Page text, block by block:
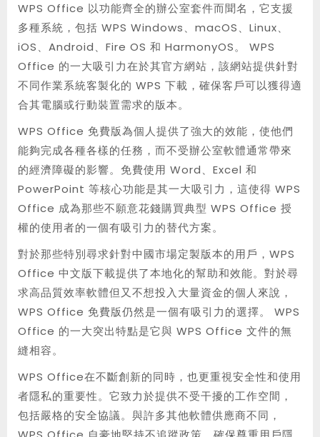
WPS Office 以功能齊全的辦公室套件而聞名，它支援
多種系統，包括 WPS Windows、macOS、Linux、
iOS、Android、Fire OS 和 HarmonyOS。 WPS
Office 的一大吸引力在於其官方網站，該網站提供針對
不同作業系統客製化的 WPS 下載，確保客戶可以獲得適
合其電腦或行動裝置需求的版本。
WPS Office 免費版為個人提供了強大的效能，使他們
能夠完成各種各樣的任務，而不受辦公室軟體通常帶來
的經濟障礙的影響。免費使用 Word、Excel 和
PowerPoint 等核心功能是其一大吸引力，這使得 WPS
Office 成為那些不願意花錢購買典型 WPS Office 授
權的使用者的一個有吸引力的替代方案。
對於那些特別尋求針對中國市場定製版本的用戶，WPS
Office 中文版下載提供了本地化的幫助和效能。對於尋
求高品質效率軟體但又不想投入大量資金的個人來說，
WPS Office 免費版仍然是一個有吸引力的選擇。 WPS
Office 的一大突出特點是它與 WPS Office 文件的無
縫相容。
WPS Office在不斷創新的同時，也更重視安全性和使用
者隱私的重要性。它致力於提供不受干擾的工作空間，
包括嚴格的安全協議。與許多其他軟體供應商不同，